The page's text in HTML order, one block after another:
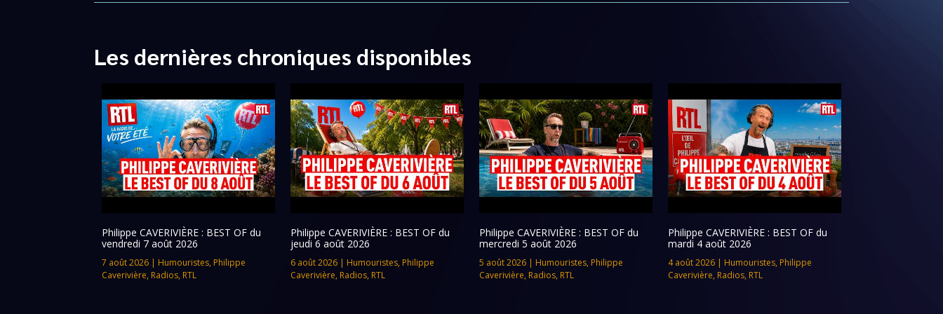
Les dernières chroniques disponibles
Philippe CAVERIVIÈRE : BEST OF du
vendredi 7 août 2026
7 août 2026 | Humouristes, Philippe
Caverivière, Radios, RTL
Philippe CAVERIVIÈRE : BEST OF du
jeudi 6 août 2026
6 août 2026| Humouristes, Philippe
Caverivière, Radios, RTL
Philippe CAVERIVIÈRE : BEST OF du
mercredi 5 août 2026
5 août 2026| Humouristes, Philippe
Caverivière, Radios, RTL
Philippe CAVERIVIÈRE : BEST OF du
mardi 4 août 2026
4 août 2026| Humouristes, Philippe
Caverivière, Radios, RTL